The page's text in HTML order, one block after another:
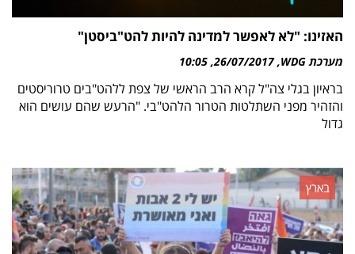
האזינו: "לא לאפשר למדינה להיות להט"ביסטן"
מערכת WDG 26/07/2017
10:05
בראיון בגלי צה"ל קרא הרב הראשי של צפת ללהט"בים טרוריסטים
והזהיר מפני השתלטות הטרור הלהט"בי. "הרעש שהם עושים הוא
גדול
בארץ